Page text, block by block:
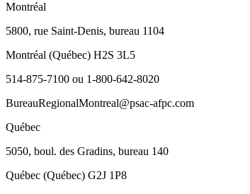
Montréal
5800, rue Saint-Denis, bureau 1104
Montréal (Québec) H2S 3L5
514-875-7100 ou 1-800-642-8020
BureauRegionalMontreal@psac-afpc.com
Québec
5050, boul. des Gradins, bureau 140
Québec (Québec) G2J 1P8